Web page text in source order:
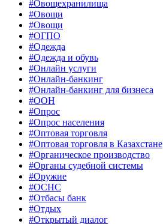
#Овощехранилища
#Овощи
#Овощи
#ОГПО
#Одежда
#Одежда и обувь
#Онлайн услуги
#Онлайн-банкинг
#Онлайн-банкинг для бизнеса
#ООН
#Опрос
#Опрос населения
#Оптовая торговля
#Оптовая торговля в Казахстане
#Органическое производство
#Органы судебной системы
#Оружие
#ОСНС
#Отбасы банк
#Отдых
#Открытый диалог